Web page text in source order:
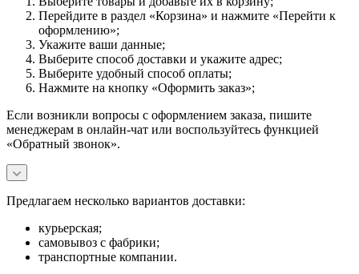
Перейдите в раздел «Корзина» и нажмите «Перейти к
оформлению»;
Укажите ваши данные;
Выберите способ доставки и укажите адрес;
Выберите удобный способ оплаты;
Нажмите на кнопку «Оформить заказ»;
Если возникли вопросы с оформлением заказа, пишите
менеджерам в онлайн-чат или воспользуйтесь функцией
«Обратный звонок».
Предлагаем несколько вариантов доставки:
курьерская;
самовывоз с фабрики;
транспортные компании.